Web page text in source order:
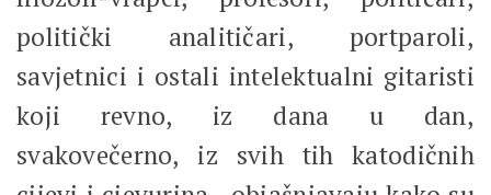
politički analitičari, portparoli,
savjetnici i ostali intelektualni gitaristi
koji revno, iz dana u dan,
svakovečerno, iz svih tih katodičnih